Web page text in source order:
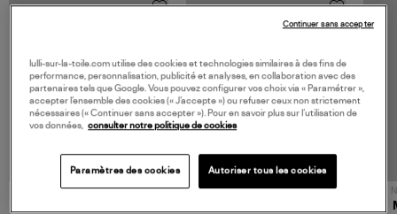
NOUVELLE COLLECTION
lulli-sur-la-toile.com utilise des cookies et technologies similaires à des fins de
performance, personnalisation, publicité et analyses, en collaboration avec des
partenaires tels que Google. Vous pouvez configurer vos choix via « Paramétrer »,
accepter l’ensemble des cookies (« J’accepte ») ou refuser ceux non strictement
nécessaires (« Continuer sans accepter »). Pour en savoir plus sur l’utilisation de
vos données, consulter notre politique de cookies
Paramètres des cookies Autoriser tous les cookies
Continuer sans accepter